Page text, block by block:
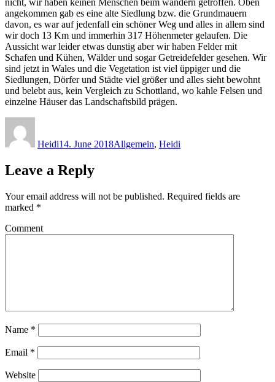
angekommen gab es eine alte Siedlung bzw. die Grundmauern
davon, es war auf jedenfall ein schöner Weg und alles in allem sind
wir doch 13 Km und immerhin 317 Höhenmeter gelaufen. Die
Aussicht war leider etwas dunstig aber wir haben Felder mit
Schafen und Kühen, Wälder und sogar Getreidefelder gesehen. Wir
sind jetzt in Wales und die Vegetation ist viel üppiger und die
Siedlungen, Dörfer und Städte viel größer und alles sieht bewohnt
und belebt aus, kein Vergleich zu Schottland, wo kahle Felsen und
einzelne Häuser das Landschaftsbild prägen.
Heidi14. June 2018Allgemein, Heidi
Leave a Reply
Your email address will not be published. Required fields are
marked *
Comment
Name *
Email *
Website